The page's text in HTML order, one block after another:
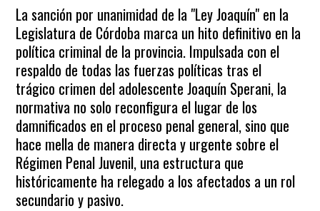
La sanción por unanimidad de la "Ley Joaquín" en la
Legislatura de Córdoba marca un hito definitivo en la
política criminal de la provincia. Impulsada con el
respaldo de todas las fuerzas políticas tras el
trágico crimen del adolescente Joaquín Sperani, la
normativa no solo reconfigura el lugar de los
damnificados en el proceso penal general, sino que
hace mella de manera directa y urgente sobre el
Régimen Penal Juvenil, una estructura que
históricamente ha relegado a los afectados a un rol
secundario y pasivo.